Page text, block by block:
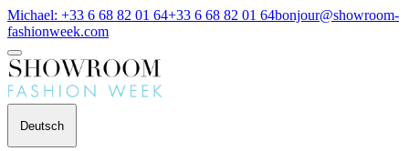
Michael: +33 6 68 82 01 64+33 6 68 82 01 64bonjour@showroom-
fashionweek.com
Deutsch